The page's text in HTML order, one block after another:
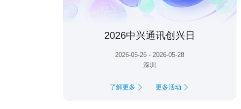
2026中兴通讯创兴日
2026-05-26 - 2026-05-28
深圳
了解更多 更多活动